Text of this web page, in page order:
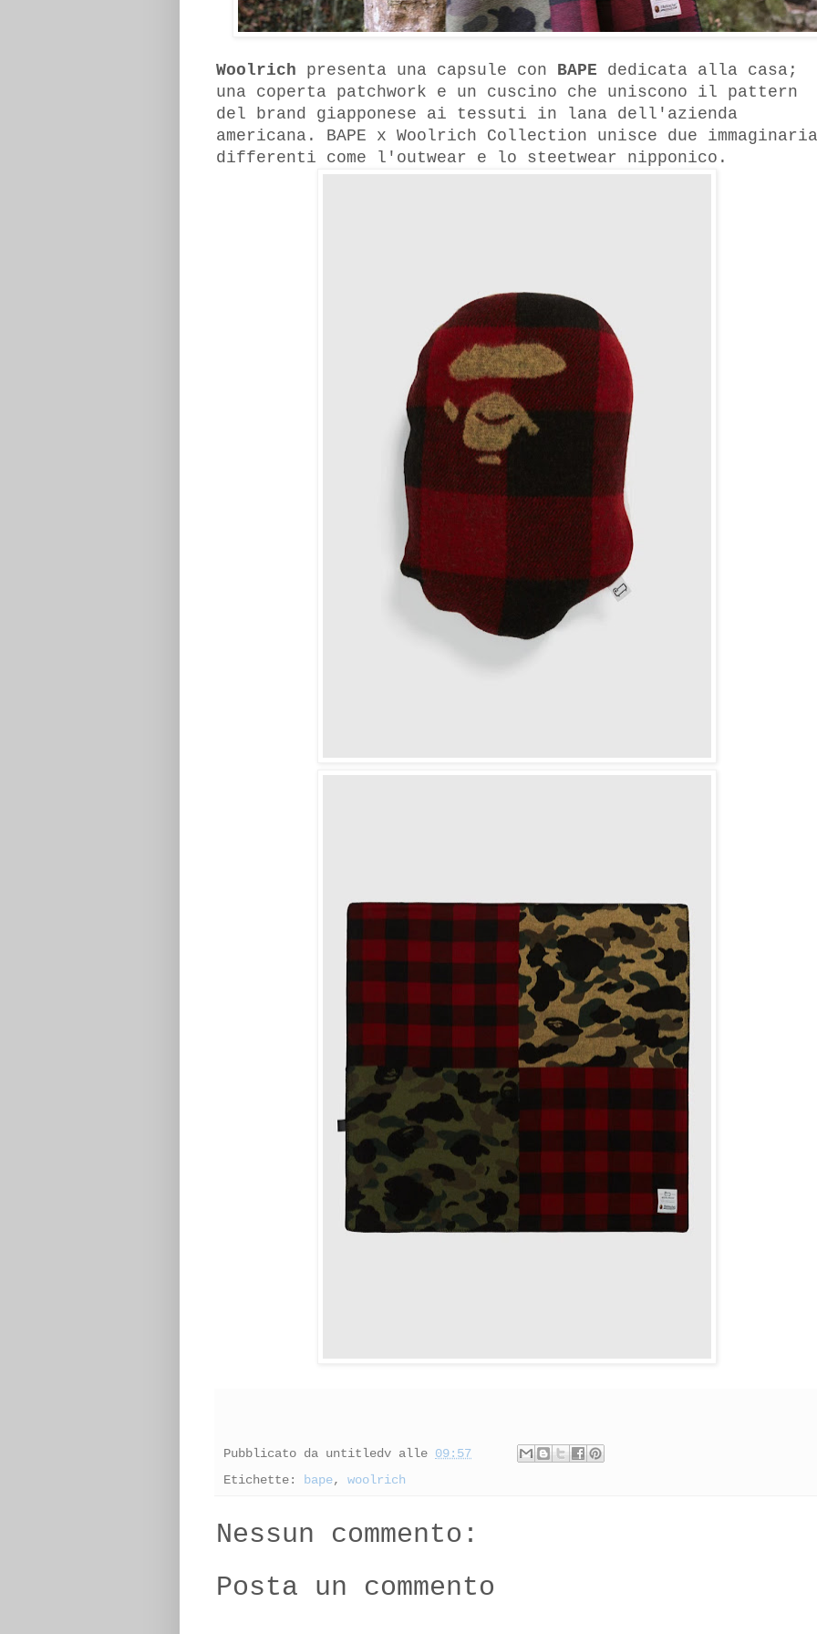
Woolrich presenta una capsule con BAPE dedicata alla casa;
una coperta patchwork e un cuscino che uniscono il pattern
del brand giapponese ai tessuti in lana dell'azienda
americana. BAPE x Woolrich Collection unisce due immaginaria
differenti come l'outwear e lo steetwear nipponico.
Pubblicato da untitledv alle 09:57
Etichette:
bape, woolrich
Nessun commento:
Posta un commento